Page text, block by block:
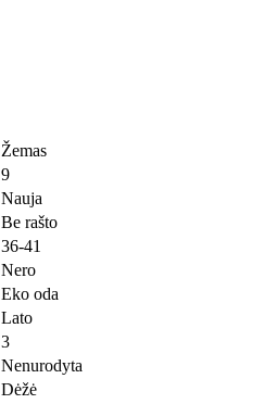
Žemas
9
Nauja
Be rašto
36-41
Nero
Eko oda
Lato
3
Nenurodyta
Dėžė